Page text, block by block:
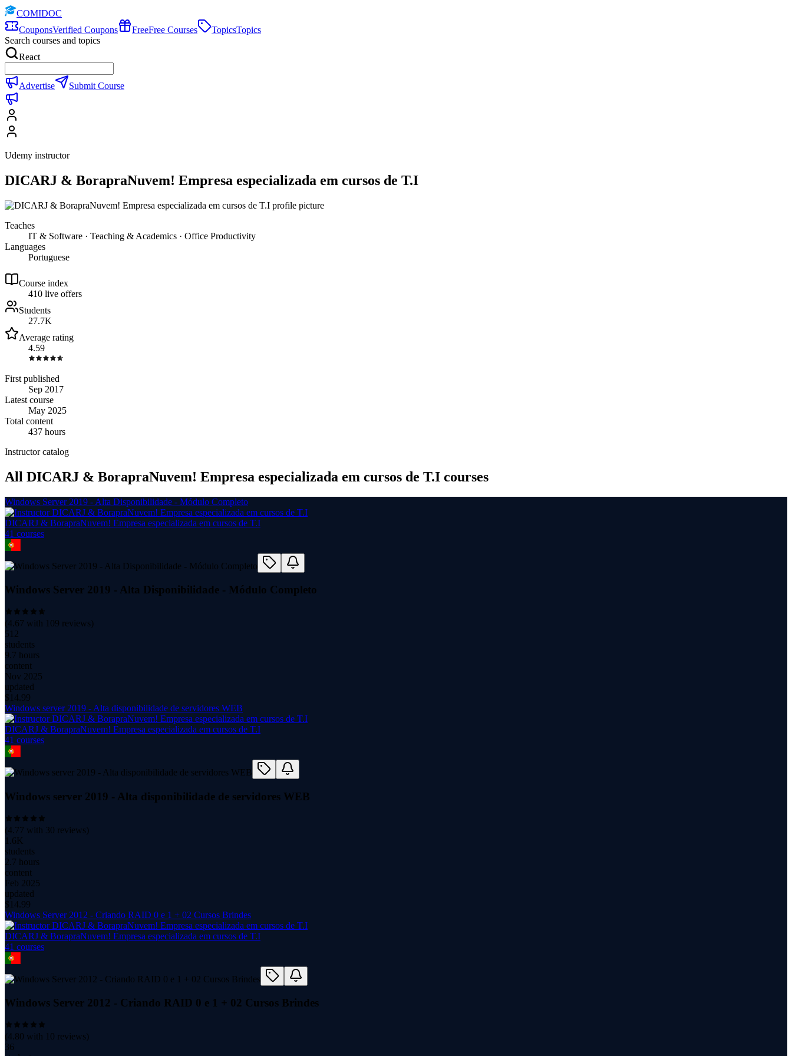
COMIDOC
CouponsVerified Coupons FreeFree Courses TopicsTopics
Search courses and topics
React
Advertise Submit Course
Udemy instructor
DICARJ & BorapraNuvem! Empresa especializada em cursos de T.I
Teaches
IT & Software · Teaching & Academics · Office Productivity
Languages
Portuguese
Course index
410 live offers
Students
27.7K
Average rating
4.59
First published
Sep 2017
Latest course
May 2025
Total content
437 hours
Instructor catalog
All DICARJ & BorapraNuvem! Empresa especializada em cursos de T.I courses
Windows Server 2019 - Alta Disponibilidade - Módulo Completo
DICARJ & BorapraNuvem! Empresa especializada em cursos de T.I
41 courses
Windows Server 2019 - Alta Disponibilidade - Módulo Completo
(4.67 with 109 reviews)
512
students
9.7 hours
content
Nov 2025
updated
$ 14.99
Windows server 2019 - Alta disponibilidade de servidores WEB
DICARJ & BorapraNuvem! Empresa especializada em cursos de T.I
41 courses
Windows server 2019 - Alta disponibilidade de servidores WEB
(4.77 with 30 reviews)
1.6K
students
2.7 hours
content
Feb 2025
updated
$ 14.99
Windows Server 2012 - Criando RAID 0 e 1 + 02 Cursos Brindes
DICARJ & BorapraNuvem! Empresa especializada em cursos de T.I
41 courses
Windows Server 2012 - Criando RAID 0 e 1 + 02 Cursos Brindes
(4.80 with 10 reviews)
36